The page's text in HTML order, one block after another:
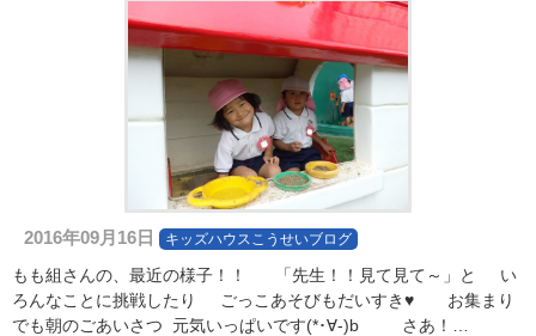
2016年09月16日 キッズハウスこうせいブログ
もも組さんの、最近の様子！！ 「先生！！見て見て～」と い
ろんなことに挑戦したり ごっこあそびもだいすき♥ お集まり
でも朝のごあいさつ 元気いっぱいです(*･∀-)b さあ！…